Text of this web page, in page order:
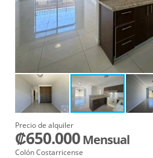
Precio de alquiler
₡650.000Mensual
Colón Costarricense